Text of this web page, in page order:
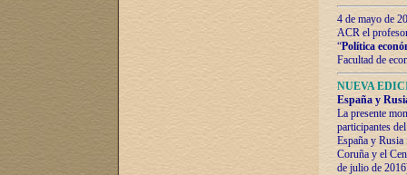
4 de mayo de
ACR el
“Política
Facultad de
NUEVA
España y
La presente
participantes
España y
Coruña y el
de julio de